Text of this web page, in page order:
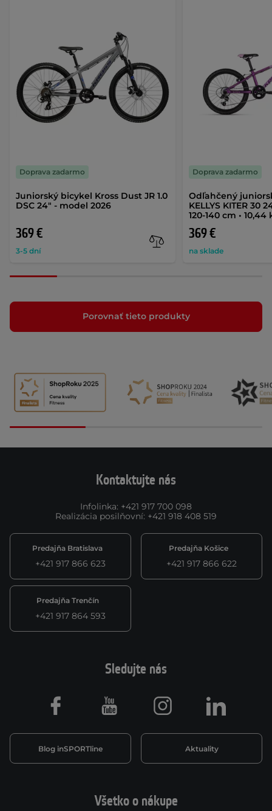
Juniorský bicykel Kross Dust JR 1.0
DSC 24" - model 2026
369 €
3-5 dní
Doprava zadarmo
Odľahčený
KELLYS KITER 30
120-140 cm • 10,44
369 €
na sklade
Doprava zadarmo
Porovnať tieto produkty
Kontaktujte nás
Infolinka: +421 917 700 098
Realizácia posilňovní: +421 918 408 519
Predajňa Bratislava
+421 917 866 623
Predajňa Košice
+421 917 866 622
Predajňa Trenčín
+421 917 864 593
Všetko o nákupe
Sledujte nás
Blog inSPORTline Aktuality
Facebook Youtube Instagram LinkedIn